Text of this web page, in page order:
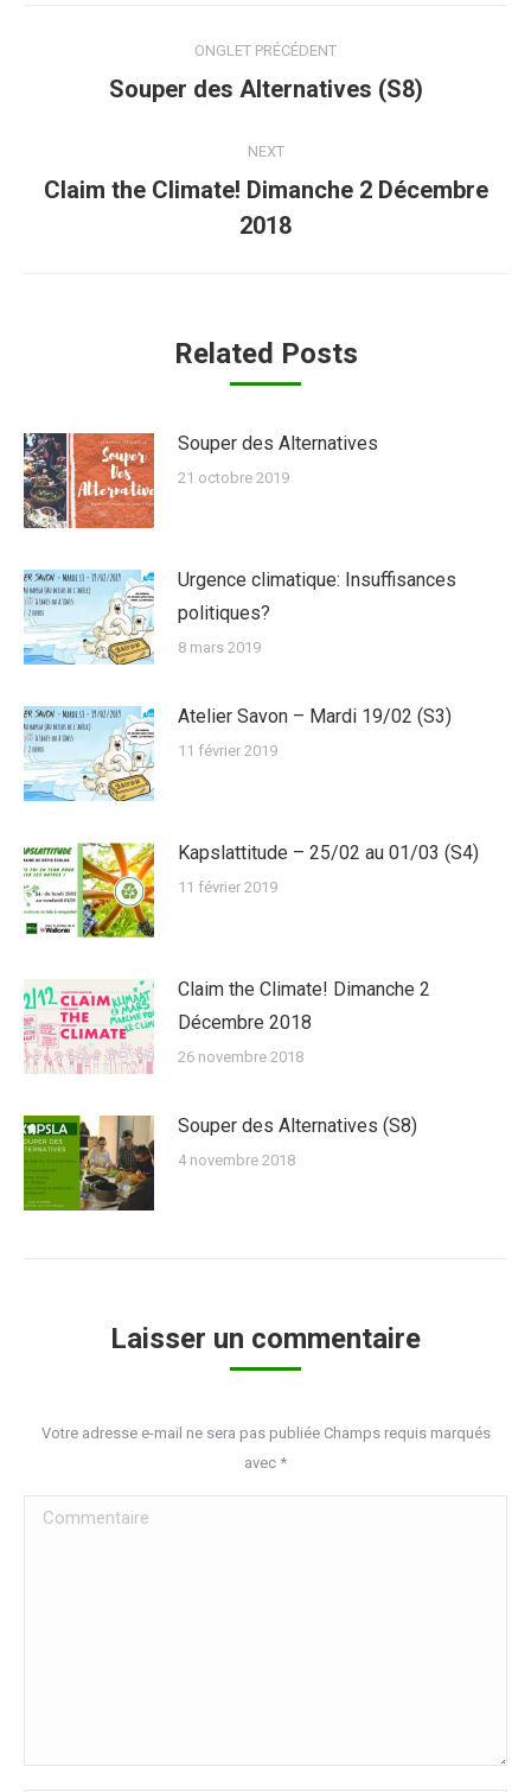
navigation
ONGLET PRÉCÉDENT
Previous
Souper des Alternatives (S8)
NEXT
Next
post:
Claim the Climate! Dimanche 2 Décembre
2018
Related Posts
Souper des Alternatives
21 octobre 2019
Urgence climatique: Insuffisances
politiques?
8 mars 2019
Atelier Savon – Mardi 19/02 (S3)
11 février 2019
Kapslattitude – 25/02 au 01/03 (S4)
11 février 2019
Claim the Climate! Dimanche 2
Décembre 2018
26 novembre 2018
Souper des Alternatives (S8)
4 novembre 2018
Laisser un commentaire
Votre adresse e-mail ne sera pas publiée Champs requis marqués
avec *
Commentaire